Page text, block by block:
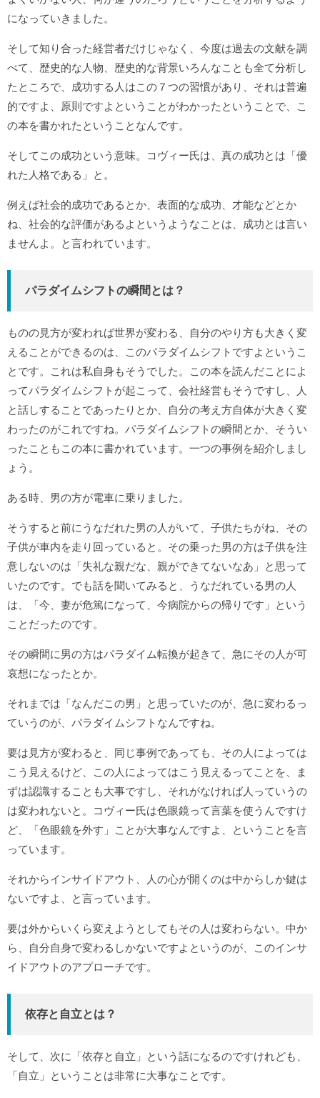
になっていきました。
そして知り合った経営者だけじゃなく、今度は過去の文献を調
べて、歴史的な人物、歴史的な背景いろんなことも全て分析し
たところで、成功する人はこの７つの習慣があり、それは普遍
的ですよ、原則ですよということがわかったということで、こ
の本を書かれたということなんです。
そしてこの成功という意味。コヴィー氏は、真の成功とは「優
れた人格である」と。
例えば社会的成功であるとか、表面的な成功、才能などとか
ね、社会的な評価があるよというようなことは、成功とは言い
ませんよ。と言われています。
パラダイムシフトの瞬間とは？
ものの見方が変われば世界が変わる、自分のやり方も大きく変
えることができるのは、このパラダイムシフトですよというこ
とです。これは私自身もそうでした。この本を読んだことによ
ってパラダイムシフトが起こって、会社経営もそうですし、人
と話しすることであったりとか、自分の考え方自体が大きく変
わったのがこれですね。パラダイムシフトの瞬間とか、そうい
ったこともこの本に書かれています。一つの事例を紹介しまし
ょう。
ある時、男の方が電車に乗りました。
そうすると前にうなだれた男の人がいて、子供たちがね、その
子供が車内を走り回っていると。その乗った男の方は子供を注
意しないのは「失礼な親だな、親ができてないなあ」と思って
いたのです。でも話を聞いてみると、うなだれている男の人
は、「今、妻が危篤になって、今病院からの帰りです」という
ことだったのです。
その瞬間に男の方はパラダイム転換が起きて、急にその人が可
哀想になったとか。
それまでは「なんだこの男」と思っていたのが、急に変わるっ
ていうのが、パラダイムシフトなんですね。
要は見方が変わると、同じ事例であっても、その人によっては
こう見えるけど、この人によってはこう見えるってことを、ま
ずは認識することも大事ですし、それがなければ人っていうの
は変われないと。コヴィー氏は色眼鏡って言葉を使うんですけ
ど、「色眼鏡を外す」ことが大事なんですよ、ということを言
っています。
それからインサイドアウト、人の心が開くのは中からしか鍵は
ないですよ、と言っています。
要は外からいくら変えようとしてもその人は変わらない。中か
ら、自分自身で変わるしかないですよというのが、このインサ
イドアウトのアプローチです。
依存と自立とは？
そして、次に「依存と自立」という話になるのですけれども、
「自立」ということは非常に大事なことです。